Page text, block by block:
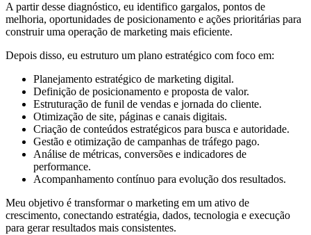
A partir desse diagnóstico, eu identifico gargalos, pontos de
melhoria, oportunidades de posicionamento e ações prioritárias para
construir uma operação de marketing mais eficiente.
Depois disso, eu estruturo um plano estratégico com foco em:
Planejamento estratégico de marketing digital.
Definição de posicionamento e proposta de valor.
Estruturação de funil de vendas e jornada do cliente.
Otimização de site, páginas e canais digitais.
Criação de conteúdos estratégicos para busca e autoridade.
Gestão e otimização de campanhas de tráfego pago.
Análise de métricas, conversões e indicadores de
performance.
Acompanhamento contínuo para evolução dos resultados.
Meu objetivo é transformar o marketing em um ativo de
crescimento, conectando estratégia, dados, tecnologia e execução
para gerar resultados mais consistentes.